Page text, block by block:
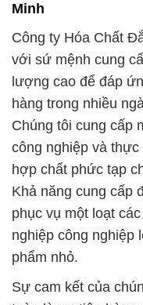
Minh
Công ty Hóa Chất
với sứ mệnh cung
lượng cao để đáp
hàng trong nhiều
Chúng tôi cung cấp
công nghiệp và
hợp chất phức tạp
Khả năng cung cấp
phục vụ một loạt
nghiệp công nghiệp
phẩm nhỏ.
Sự cam kết của